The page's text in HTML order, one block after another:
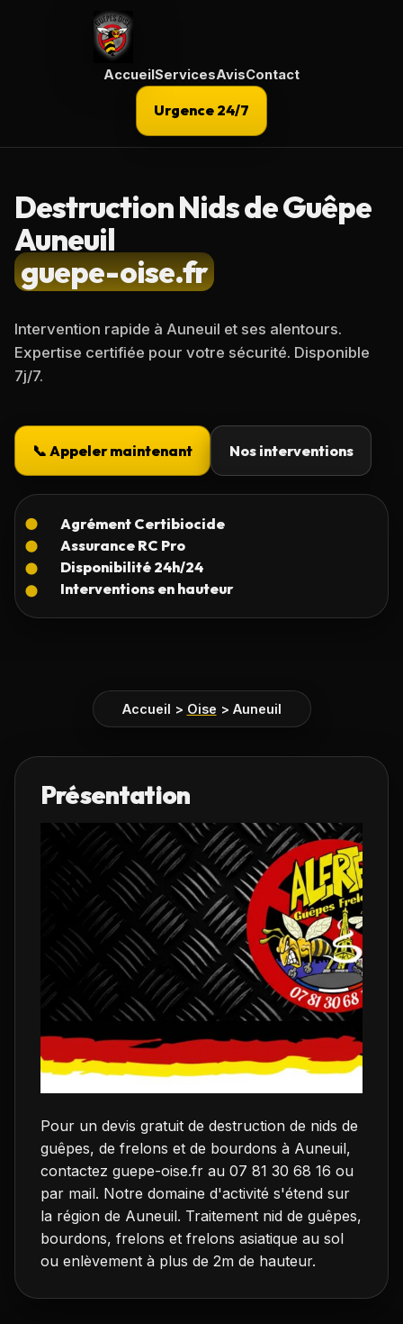
AccueilServicesAvisContact
Urgence 24/7
Destruction Nids de Guêpe
Auneuil
guepe-oise.fr
Intervention rapide à Auneuil et ses alentours.
Expertise certifiée pour votre sécurité. Disponible
7j/7.
📞 Appeler maintenant Nos interventions
Accueil > Oise > Auneuil
Présentation
Pour un devis gratuit de destruction de nids de
guêpes, de frelons et de bourdons à Auneuil,
contactez guepe-oise.fr au 07 81 30 68 16 ou
par mail. Notre domaine d'activité s'étend sur
la région de Auneuil. Traitement nid de guêpes,
bourdons, frelons et frelons asiatique au sol
ou enlèvement à plus de 2m de hauteur.